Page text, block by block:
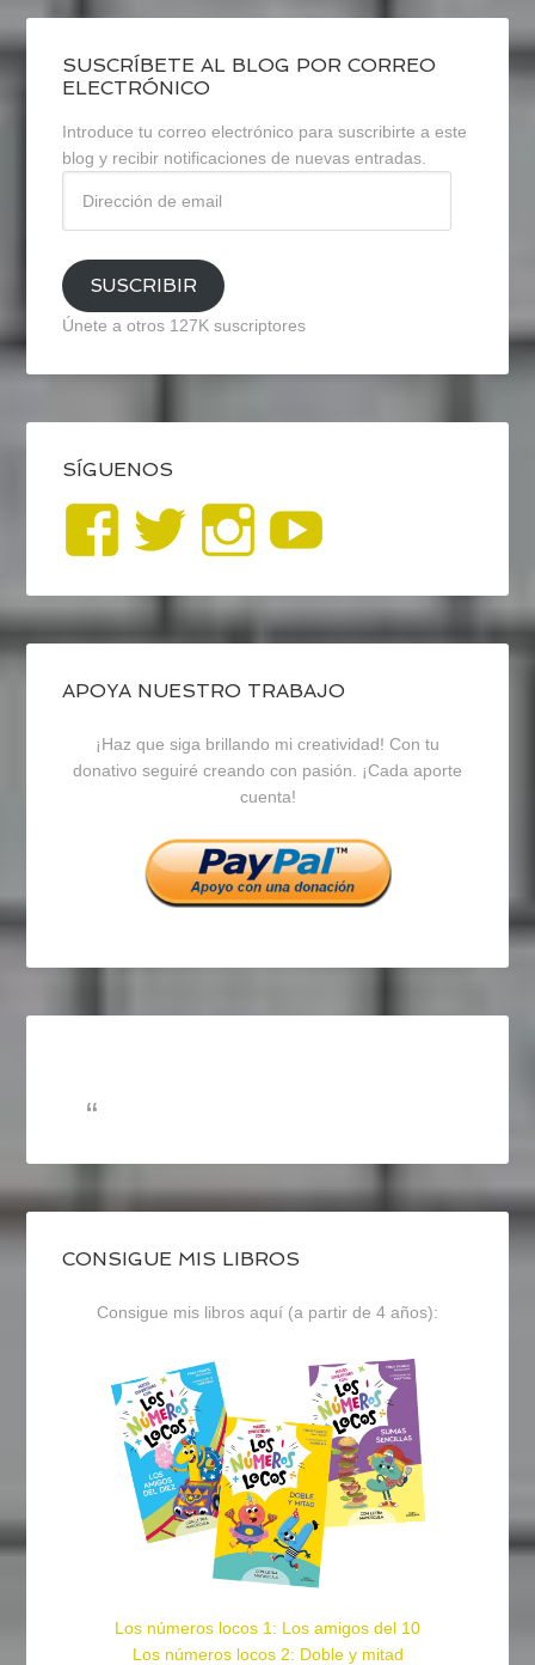
SUSCRÍBETE AL BLOG POR CORREO
ELECTRÓNICO
Introduce tu correo electrónico para suscribirte a este
blog y recibir notificaciones de nuevas entradas.
email
SUSCRIBIR
Únete a otros 127K suscriptores
SÍGUENOS
Ver
perfil
de
blogrecursosep
en
Facebook
Ver
perfil
de
recursosep
en
Twitter
Ver
perfil
de
recursosep
en
Instagram
APOYA NUESTRO TRABAJO
¡Haz que siga brillando mi creatividad! Con tu
donativo seguiré creando con pasión. ¡Cada aporte
cuenta!
CONSIGUE MIS LIBROS
Consigue mis libros aquí (a partir de 4 años):
Los números locos 1: Los amigos del 10
Los números locos 2: Doble y mitad